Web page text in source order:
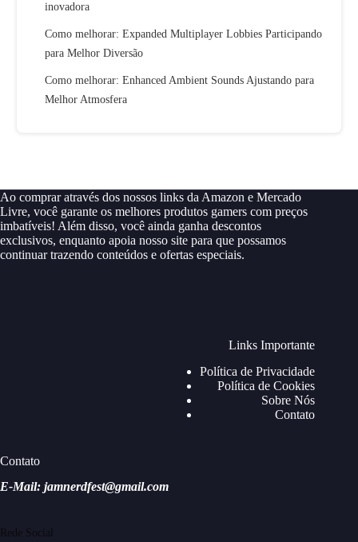
inovadora
Como melhorar: Expanded Multiplayer Lobbies Participando
para Melhor Diversão
Como melhorar: Enhanced Ambient Sounds Ajustando para
Melhor Atmosfera
Ao comprar através dos nossos links da Amazon e Mercado
Livre, você garante os melhores produtos gamers com preços
imbatíveis! Além disso, você ainda ganha descontos
exclusivos, enquanto apoia nosso site para que possamos
continuar trazendo conteúdos e ofertas especiais.
Links Importante
Política de Privacidade
Política de Cookies
Sobre Nós
Contato
Contato
E-Mail: jamnerdfest@gmail.com
Rede Social